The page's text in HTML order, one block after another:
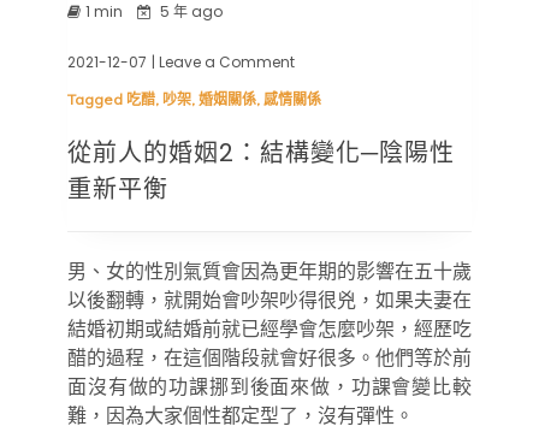
1 min 5 年 ago
2021-12-07 | Leave a Comment
前
的
婚
構
變
化
─
陰
陽
性
重
Tagged 吃醋, 吵架, 婚姻關係, 感情關係
從前人的婚姻2：結構變化─陰陽性
重新平衡
男、女的性別氣質會因為更年期的影響在五十歲
以後翻轉，就開始會吵架吵得很兇，如果夫妻在
結婚初期或結婚前就已經學會怎麼吵架，經歷吃
醋的過程，在這個階段就會好很多。他們等於前
面沒有做的功課挪到後面來做，功課會變比較
難，因為大家個性都定型了，沒有彈性。